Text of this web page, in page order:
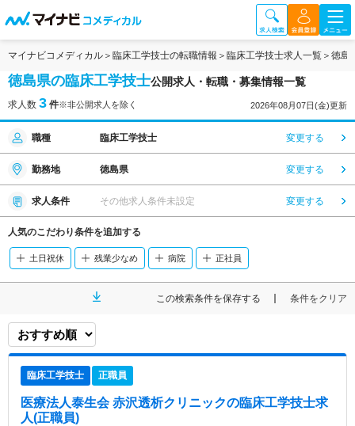
マイナビコメディカル 臨床工学技士の転職情報 臨床工学技士求人一覧 徳島
徳島県の臨床工学技士公開求人・転職・募集情報一覧
求人数 3 件※非公開求人を除く 2026年08月07日(金)更新
職種 臨床工学技士 変更する
勤務地 徳島県 変更する
求人条件 その他求人条件未設定 変更する
人気のこだわり条件を追加する
土日祝休 残業少なめ 病院 正社員
この検索条件を保存する 条件をクリア
臨床工学技士 正職員
医療法人泰生会 赤沢透析クリニックの臨床工学技士求
人(正職員)